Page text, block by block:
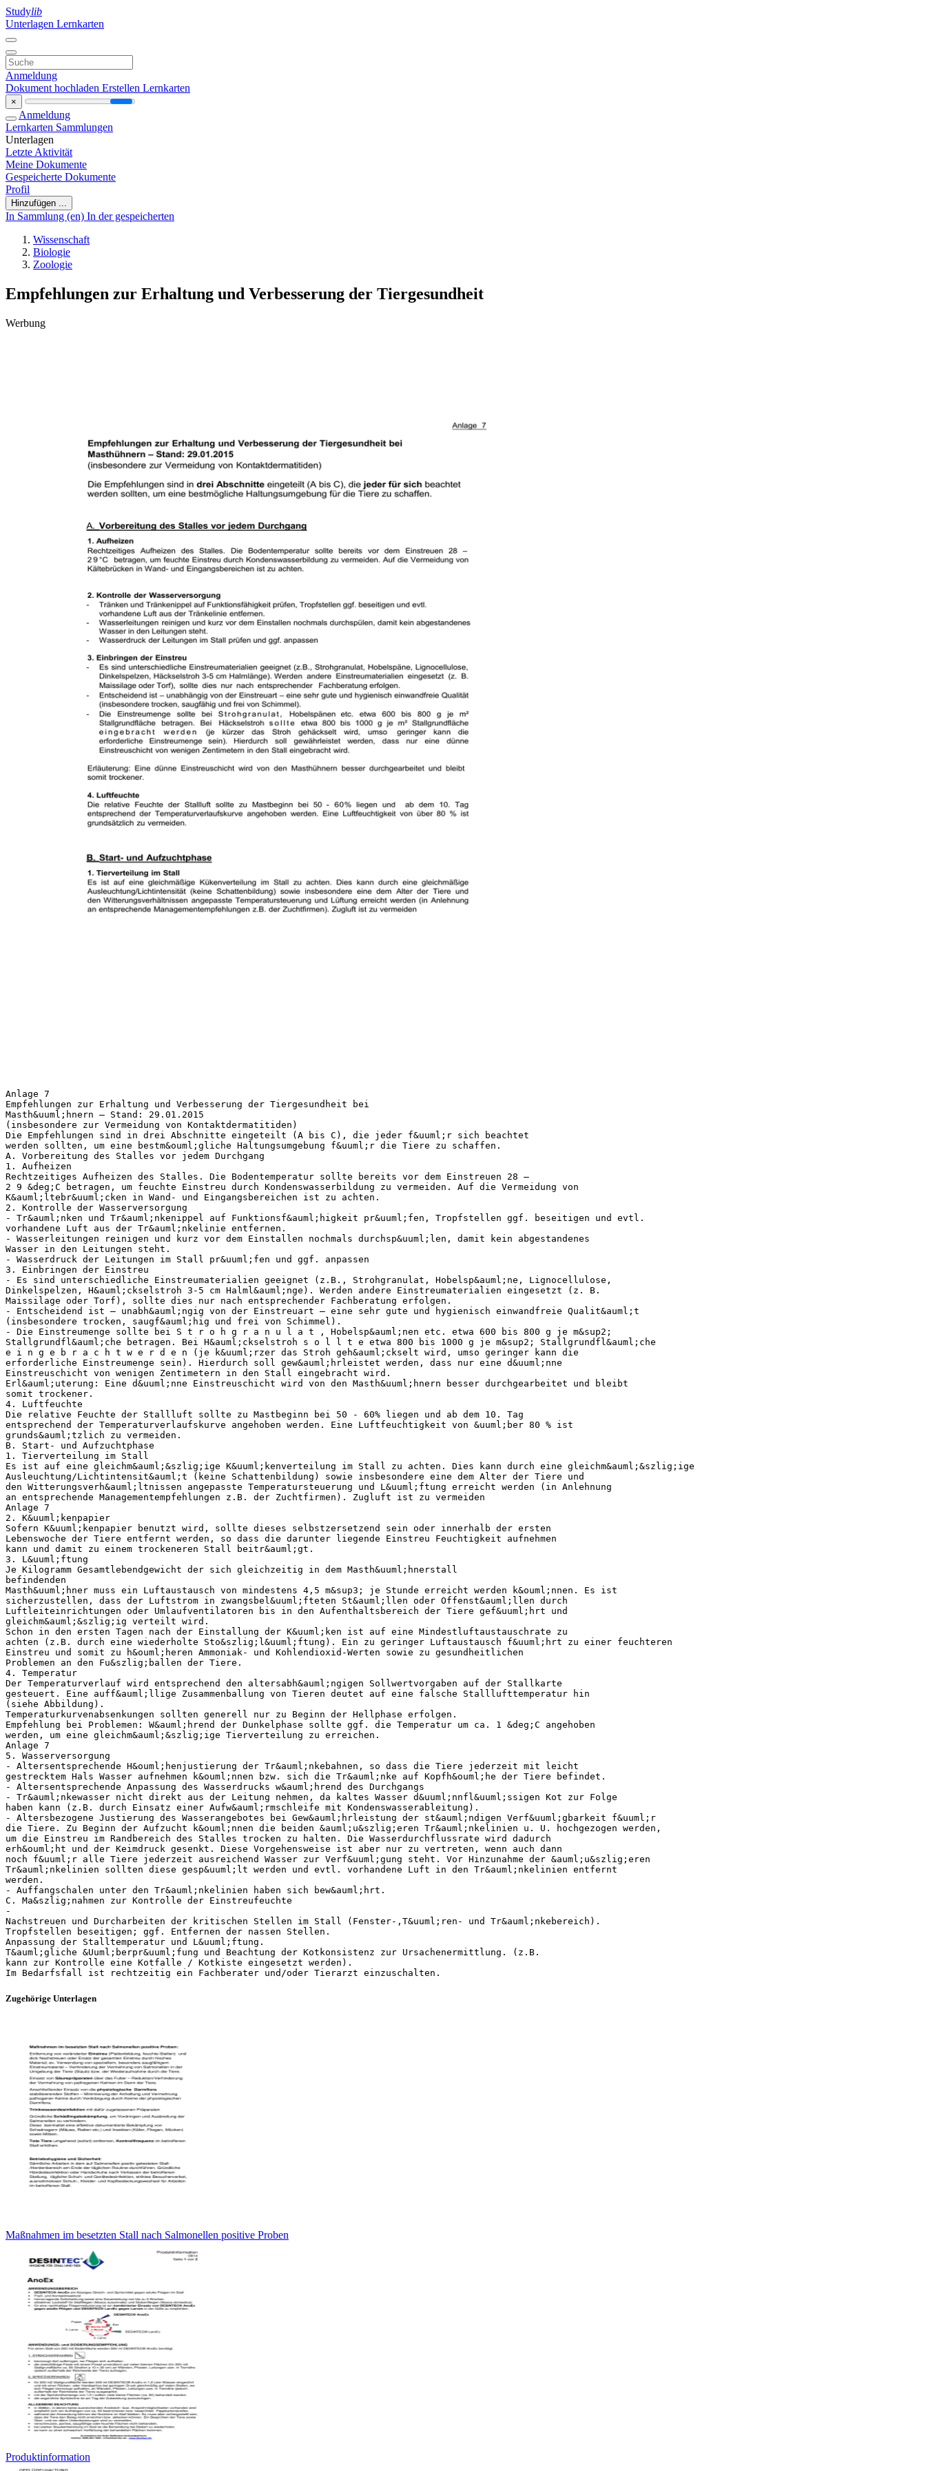
Studylib
Unterlagen Lernkarten
Anmeldung
Dokument hochladen Erstellen Lernkarten
×
Anmeldung
Lernkarten Sammlungen
Unterlagen
Letzte Aktivität
Meine Dokumente
Gespeicherte Dokumente
Profil
Hinzufügen ...
In Sammlung (en) In der gespeicherten
Wissenschaft
Biologie
Zoologie
Empfehlungen zur Erhaltung und Verbesserung der Tiergesundheit
Werbung
Anlage 7
Empfehlungen zur Erhaltung und Verbesserung der Tiergesundheit bei
Masth&uuml;hnern – Stand: 29.01.2015
(insbesondere zur Vermeidung von Kontaktdermatitiden)
Die Empfehlungen sind in drei Abschnitte eingeteilt (A bis C), die jeder f&uuml;r sich beachtet
werden sollten, um eine bestm&ouml;gliche Haltungsumgebung f&uuml;r die Tiere zu schaffen.
A. Vorbereitung des Stalles vor jedem Durchgang
1. Aufheizen
Rechtzeitiges Aufheizen des Stalles. Die Bodentemperatur sollte bereits vor dem Einstreuen 28 –
2 9 &deg;C betragen, um feuchte Einstreu durch Kondenswasserbildung zu vermeiden. Auf die Vermeidung von
K&auml;ltebr&uuml;cken in Wand- und Eingangsbereichen ist zu achten.
2. Kontrolle der Wasserversorgung
- Tr&auml;nken und Tr&auml;nkenippel auf Funktionsf&auml;higkeit pr&uuml;fen, Tropfstellen ggf. beseitigen und evtl.
vorhandene Luft aus der Tr&auml;nkelinie entfernen.
- Wasserleitungen reinigen und kurz vor dem Einstallen nochmals durchsp&uuml;len, damit kein abgestandenes
Wasser in den Leitungen steht.
- Wasserdruck der Leitungen im Stall pr&uuml;fen und ggf. anpassen
3. Einbringen der Einstreu
- Es sind unterschiedliche Einstreumaterialien geeignet (z.B., Strohgranulat, Hobelsp&auml;ne, Lignocellulose,
Dinkelspelzen, H&auml;ckselstroh 3-5 cm Halml&auml;nge). Werden andere Einstreumaterialien eingesetzt (z. B.
Maissilage oder Torf), sollte dies nur nach entsprechender Fachberatung erfolgen.
- Entscheidend ist – unabh&auml;ngig von der Einstreuart – eine sehr gute und hygienisch einwandfreie Qualit&auml;t
(insbesondere trocken, saugf&auml;hig und frei von Schimmel).
- Die Einstreumenge sollte bei S t r o h g r a n u l a t , Hobelsp&auml;nen etc. etwa 600 bis 800 g je m&sup2;
Stallgrundfl&auml;che betragen. Bei H&auml;ckselstroh s o l l t e etwa 800 bis 1000 g je m&sup2; Stallgrundfl&auml;che
e i n g e b r a c h t w e r d e n (je k&uuml;rzer das Stroh geh&auml;ckselt wird, umso geringer kann die
erforderliche Einstreumenge sein). Hierdurch soll gew&auml;hrleistet werden, dass nur eine d&uuml;nne
Einstreuschicht von wenigen Zentimetern in den Stall eingebracht wird.
Erl&auml;uterung: Eine d&uuml;nne Einstreuschicht wird von den Masth&uuml;hnern besser durchgearbeitet und bleibt
somit trockener.
4. Luftfeuchte
Die relative Feuchte der Stallluft sollte zu Mastbeginn bei 50 - 60% liegen und ab dem 10. Tag
entsprechend der Temperaturverlaufskurve angehoben werden. Eine Luftfeuchtigkeit von &uuml;ber 80 % ist
grunds&auml;tzlich zu vermeiden.
B. Start- und Aufzuchtphase
1. Tierverteilung im Stall
Es ist auf eine gleichm&auml;&szlig;ige K&uuml;kenverteilung im Stall zu achten. Dies kann durch eine gleichm&auml;&szlig;ige
Ausleuchtung/Lichtintensit&auml;t (keine Schattenbildung) sowie insbesondere eine dem Alter der Tiere und
den Witterungsverh&auml;ltnissen angepasste Temperatursteuerung und L&uuml;ftung erreicht werden (in Anlehnung
an entsprechende Managementempfehlungen z.B. der Zuchtfirmen). Zugluft ist zu vermeiden
Anlage 7
2. K&uuml;kenpapier
Sofern K&uuml;kenpapier benutzt wird, sollte dieses selbstzersetzend sein oder innerhalb der ersten
Lebenswoche der Tiere entfernt werden, so dass die darunter liegende Einstreu Feuchtigkeit aufnehmen
kann und damit zu einem trockeneren Stall beitr&auml;gt.
3. L&uuml;ftung
Je Kilogramm Gesamtlebendgewicht der sich gleichzeitig in dem Masth&uuml;hnerstall
befindenden
Masth&uuml;hner muss ein Luftaustausch von mindestens 4,5 m&sup3; je Stunde erreicht werden k&ouml;nnen. Es ist
sicherzustellen, dass der Luftstrom in zwangsbel&uuml;fteten St&auml;llen oder Offenst&auml;llen durch
Luftleiteinrichtungen oder Umlaufventilatoren bis in den Aufenthaltsbereich der Tiere gef&uuml;hrt und
gleichm&auml;&szlig;ig verteilt wird.
Schon in den ersten Tagen nach der Einstallung der K&uuml;ken ist auf eine Mindestluftaustauschrate zu
achten (z.B. durch eine wiederholte Sto&szlig;l&uuml;ftung). Ein zu geringer Luftaustausch f&uuml;hrt zu einer feuchteren
Einstreu und somit zu h&ouml;heren Ammoniak- und Kohlendioxid-Werten sowie zu gesundheitlichen
Problemen an den Fu&szlig;ballen der Tiere.
4. Temperatur
Der Temperaturverlauf wird entsprechend den altersabh&auml;ngigen Sollwertvorgaben auf der Stallkarte
gesteuert. Eine auff&auml;llige Zusammenballung von Tieren deutet auf eine falsche Stalllufttemperatur hin
(siehe Abbildung).
Temperaturkurvenabsenkungen sollten generell nur zu Beginn der Hellphase erfolgen.
Empfehlung bei Problemen: W&auml;hrend der Dunkelphase sollte ggf. die Temperatur um ca. 1 &deg;C angehoben
werden, um eine gleichm&auml;&szlig;ige Tierverteilung zu erreichen.
Anlage 7
5. Wasserversorgung
- Altersentsprechende H&ouml;henjustierung der Tr&auml;nkebahnen, so dass die Tiere jederzeit mit leicht
gestrecktem Hals Wasser aufnehmen k&ouml;nnen bzw. sich die Tr&auml;nke auf Kopfh&ouml;he der Tiere befindet.
- Altersentsprechende Anpassung des Wasserdrucks w&auml;hrend des Durchgangs
- Tr&auml;nkewasser nicht direkt aus der Leitung nehmen, da kaltes Wasser d&uuml;nnfl&uuml;ssigen Kot zur Folge
haben kann (z.B. durch Einsatz einer Aufw&auml;rmschleife mit Kondenswasserableitung).
- Altersbezogene Justierung des Wasserangebotes bei Gew&auml;hrleistung der st&auml;ndigen Verf&uuml;gbarkeit f&uuml;r
die Tiere. Zu Beginn der Aufzucht k&ouml;nnen die beiden &auml;u&szlig;eren Tr&auml;nkelinien u. U. hochgezogen werden,
um die Einstreu im Randbereich des Stalles trocken zu halten. Die Wasserdurchflussrate wird dadurch
erh&ouml;ht und der Keimdruck gesenkt. Diese Vorgehensweise ist aber nur zu vertreten, wenn auch dann
noch f&uuml;r alle Tiere jederzeit ausreichend Wasser zur Verf&uuml;gung steht. Vor Hinzunahme der &auml;u&szlig;eren
Tr&auml;nkelinien sollten diese gesp&uuml;lt werden und evtl. vorhandene Luft in den Tr&auml;nkelinien entfernt
werden.
- Auffangschalen unter den Tr&auml;nkelinien haben sich bew&auml;hrt.
C. Ma&szlig;nahmen zur Kontrolle der Einstreufeuchte
-
Nachstreuen und Durcharbeiten der kritischen Stellen im Stall (Fenster-,T&uuml;ren- und Tr&auml;nkebereich).
Tropfstellen beseitigen; ggf. Entfernen der nassen Stellen.
Anpassung der Stalltemperatur und L&uuml;ftung.
T&auml;gliche &Uuml;berpr&uuml;fung und Beachtung der Kotkonsistenz zur Ursachenermittlung. (z.B.
kann zur Kontrolle eine Kotfalle / Kotkiste eingesetzt werden).
Zugehörige Unterlagen
Maßnahmen im besetzten Stall nach Salmonellen positive Proben
Produktinformation